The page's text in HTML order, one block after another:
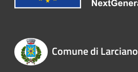
Comune di Larciano